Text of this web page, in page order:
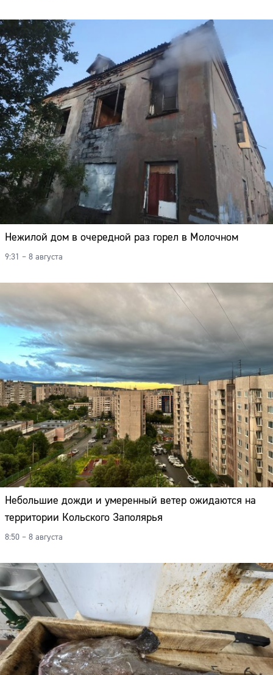
Нежилой дом в очередной раз горел в Молочном
9:31 – 8 августа
Небольшие дожди и умеренный ветер ожидаются на
территории Кольского Заполярья
8:50 – 8 августа
Сайт: